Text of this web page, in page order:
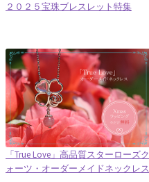
２０２５宝珠ブレスレット特集
「True Love」高品質スターローズク
ォーツ・オーダーメイドネックレス